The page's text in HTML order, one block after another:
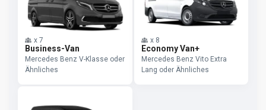
x 7
Business-Van
Mercedes Benz V-Klasse oder
Ähnliches
x 8
Economy Van+
Mercedes Benz Vito Extra
Lang oder Ähnliches